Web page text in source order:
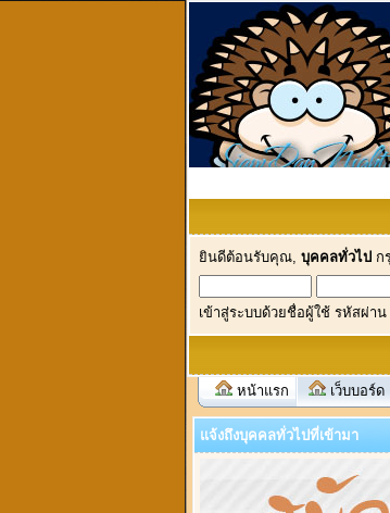
ยินดีต้อนรับคุณ, บุคคลทั่วไป ก
เข้าสู่ระบบด้วยชื่อผู้ใช้ รหัสผ่าน
หน้าแรก เว็บบอร์ด
แจ้งถึงบุคคลทั่วไปที่เข้ามา